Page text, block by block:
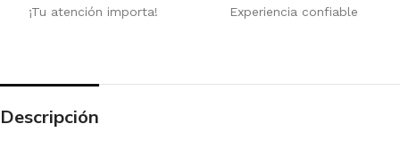
¡Tu atención importa! Experiencia confiable
Descripción